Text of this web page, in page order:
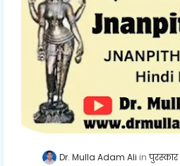
Dr. Mulla Adam Ali पुरस्कार